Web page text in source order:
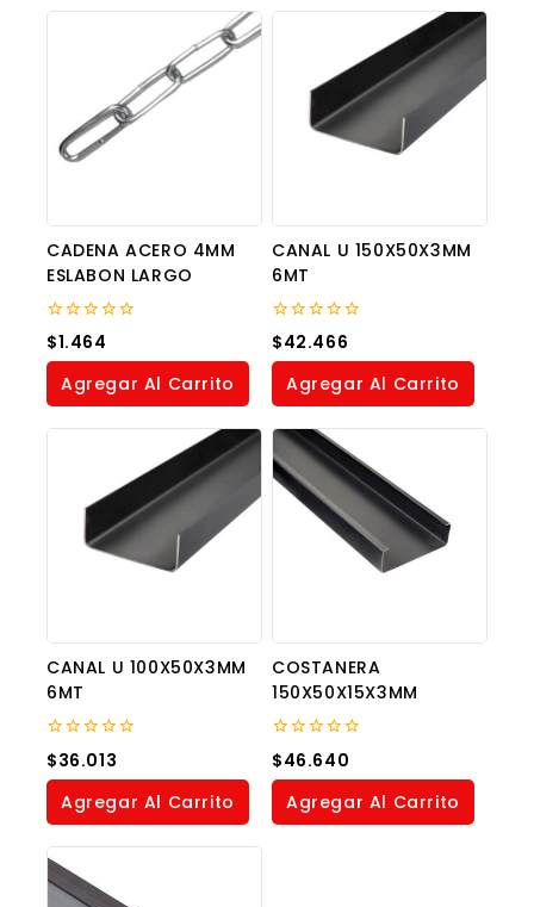
CADENA ACERO 4MM
ESLABON LARGO
0
out
of
$1.464
Agregar Al Carrito
CANAL U 150X50X3MM
6MT
0
out
of
$42.466
Agregar Al Carrito
CANAL U 100X50X3MM
6MT
0
out
of
$36.013
Agregar Al Carrito
COSTANERA
150X50X15X3MM
0
out
of
$46.640
Agregar Al Carrito